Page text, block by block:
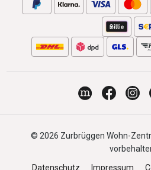
© 2026 Zurbrüggen Wohn-
Datenschutz
Impressum